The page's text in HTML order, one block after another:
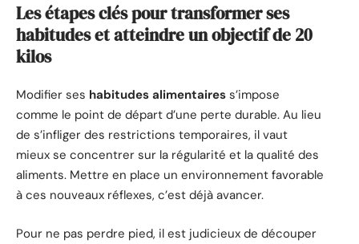
Les étapes clés pour transformer ses
habitudes et atteindre un objectif de 20
kilos
Modifier ses habitudes alimentaires s’impose
comme le point de départ d’une perte durable. Au lieu
de s’infliger des restrictions temporaires, il vaut
mieux se concentrer sur la régularité et la qualité des
aliments. Mettre en place un environnement favorable
à ces nouveaux réflexes, c’est déjà avancer.
Pour ne pas perdre pied, il est judicieux de découper